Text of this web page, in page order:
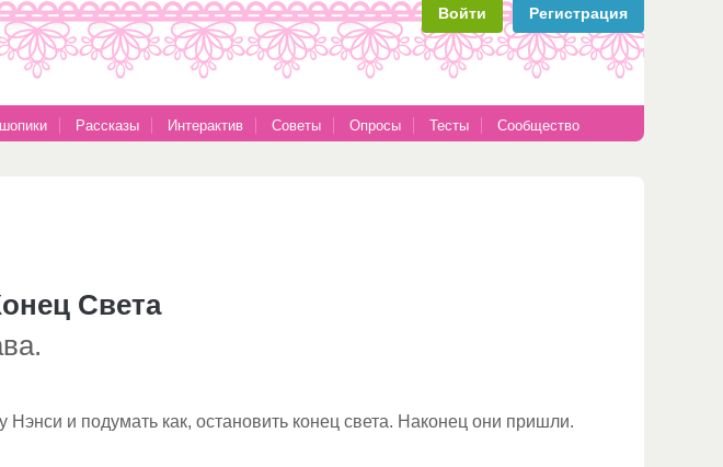
Войти Регистрация
Рассказы Интерактив Советы Опросы Тесты Сообщество
Света
и подумать как, остановить конец света. Наконец они пришли.